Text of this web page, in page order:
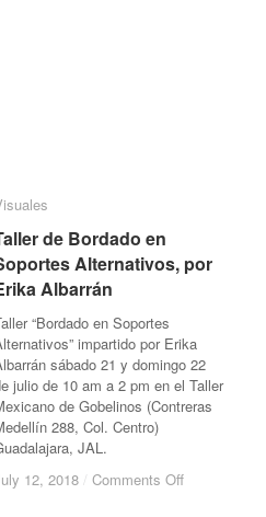
de Bordado en
Alternativos, por
Albarrán
“Bordado en Soportes
impartido por Erika
sábado 21 y domingo 22
julio de 10 am a 2 pm en el Taller
de Gobelinos (Contreras
288, Col. Centro)
JAL.
12, 2018 / Comments Offon
de Bordado en
Alternativos, por
Albarrán
12, 2018 / Comments Offon